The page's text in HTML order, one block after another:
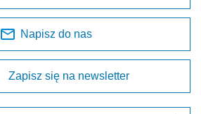
Napisz do nas
Zapisz się na newsletter